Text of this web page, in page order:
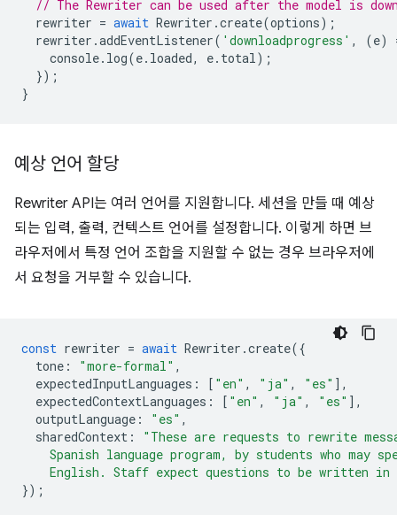
// The Rewriter can be used after the model is
rewriter = await Rewriter .create(options);
rewriter .addEventListener( 'downloadprogress' , (e)
console. log(e. loaded, e. total);
});
}
예상 언어 할당
Rewriter API는 여러 언어를 지원합니다. 세션을 만들 때 예상
되는 입력, 출력, 컨텍스트 언어를 설정합니다. 이렇게 하면 브
라우저에서 특정 언어 조합을 지원할 수 없는 경우 브라우저에
서 요청을 거부할 수 있습니다.
const rewriter = await Rewriter .create({
tone : "more-formal" ,
expectedInputLanguages : [ "en" , "ja" , "es" ],
expectedContextLanguages : [ "en" , "ja" , "es" ],
outputLanguage : "es" ,
sharedContext :
"These are requests to rewrite
Spanish language program, by students who may
English. Staff expect questions to be written in
});